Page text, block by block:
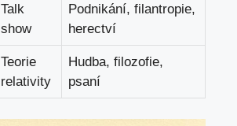
Talk
show
Podnikání, filantropie,
herectví
Teorie
relativity
Hudba, filozofie,
psaní